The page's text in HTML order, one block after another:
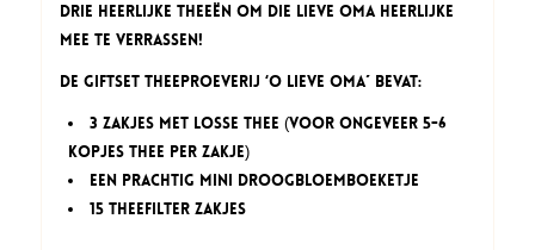
Drie heerlijke theeën om die lieve Oma heerlijke
mee te verrassen!
De Giftset Theeproeverij ‘O lieve Oma´ bevat:
3 zakjes met losse thee (voor ongeveer 5-6
kopjes thee per zakje)
een prachtig mini droogbloemboeketje
15 theefilter zakjes